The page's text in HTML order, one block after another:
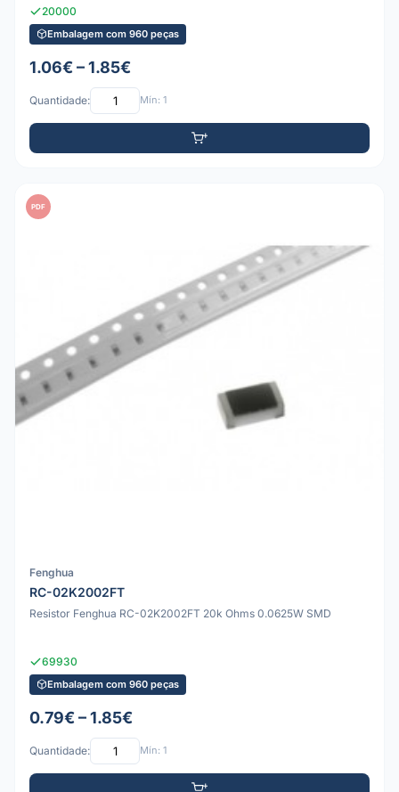
20000
Embalagem com 960 peças
1.06€ – 1.85€
Quantidade: Mín: 1
PDF
Fenghua
RC-02K2002FT
Resistor Fenghua RC-02K2002FT 20k Ohms 0.0625W SMD
69930
Embalagem com 960 peças
0.79€ – 1.85€
Quantidade: Mín: 1